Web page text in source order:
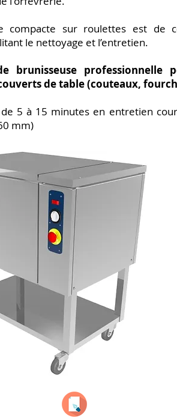
compacte sur roulettes est de
le nettoyage et l’entretien.
brunisseuse professionnelle
de table (couteaux,
5 à 15 minutes en entretien
mm)